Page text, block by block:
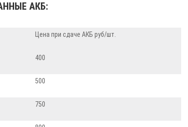
АКБ:
Цена при сдаче АКБ руб/шт.
400
500
750